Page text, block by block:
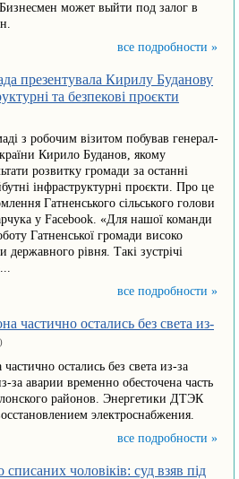
может выйти под залог в
все подробности »
презентувала Кирилу Буданову
та безпекові проєкти
з робочим візитом побував генерал-
Кирило Буданов, якому
розвитку громади за останні
інфраструктурні проєкти. Про це
Гатненського сільського голови
у Facebook. «Для нашої команди
Гатненської громади високо
державного рівня. Такі зустрічі
все подробности »
частично остались без света из-
остались без света из-за
за аварии временно обесточена часть
районов. Энергетики ДТЭК
электроснабжения.
все подробности »
чоловіків: суд взяв під